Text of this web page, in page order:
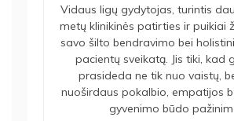
Vidaus ligų gydytojas, turintis
metų klinikinės patirties ir puikiai
savo šilto bendravimo bei
pacientų sveikatą. Jis tiki, kad
prasideda ne tik nuo vaistų,
nuoširdaus pokalbio, empatijos
gyvenimo būdo